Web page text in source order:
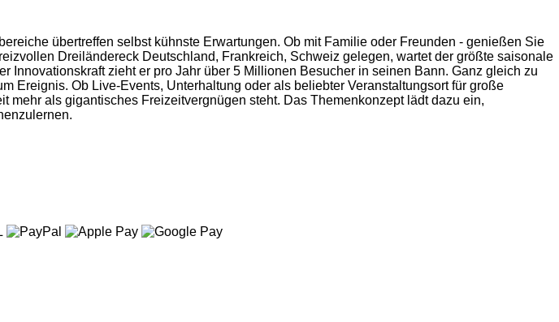
übertreffen selbst kühnste Erwartungen. Ob mit Familie oder Freunden - genießen Sie
Dreiländereck Deutschland, Frankreich, Schweiz gelegen, wartet der größte saisonale
Innovationskraft zieht er pro Jahr über 5 Millionen Besucher in seinen Bann. Ganz gleich zu
Ereignis. Ob Live-Events, Unterhaltung oder als beliebter Veranstaltungsort für große
als gigantisches Freizeitvergnügen steht. Das Themenkonzept lädt dazu ein,